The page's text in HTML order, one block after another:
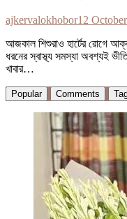
ajkervalokhobor12
আজকাল শিশুরাও হার্টের রোগে
ধরনের স্বাস্থ্য সমস্যা অবশ্যই
খাবার…
Popular Comments